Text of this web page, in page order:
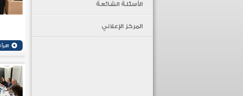
الأسئلة الشائعة
المركز الإعلاني